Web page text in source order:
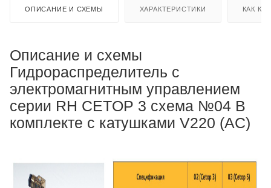
ОПИСАНИЕ И СХЕМЫ ХАРАКТЕРИСТИКИ КАК
Описание и схемы
Гидрораспределитель с
электромагнитным управлением
серии RH CETOP 3 схема №04 В
комплекте с катушками V220 (AC)